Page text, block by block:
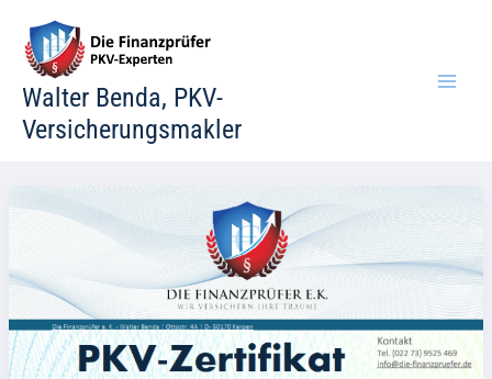
Inhalt
springen
Walter Benda, PKV-
Versicherungsmakler